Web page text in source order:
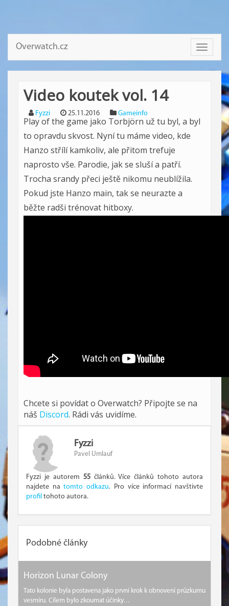
Toggle
Overwatch.cz
Video koutek vol. 14
Fyzzi 25.11.2016 Gameinfo
Play of the game jako Torbjörn už tu byl, a byl
to opravdu skvost. Nyní tu máme video, kde
Hanzo střílí kamkoliv, ale přitom trefuje
naprosto vše. Parodie, jak se sluší a patří.
Trocha srandy přeci ještě nikomu neublížila.
Pokud jste Hanzo main, tak se neurazte a
běžte radši trénovat hitboxy.
Chcete si povídat o Overwatch? Připojte se na
náš Discord. Rádi vás uvidíme.
Fyzzi
Pavel Umlauf
Fyzzi je autorem 55článků. Více článků tohoto autora
najdete natomto odkazu. Pro více informací navštivte
profil tohoto autora.
Podobné články
Horizon Lunar Colony
Tato kolonie byla postavena jako první krok k obnovení průzkumu
vesmíru. Cílem bylo zkoumat účinky…